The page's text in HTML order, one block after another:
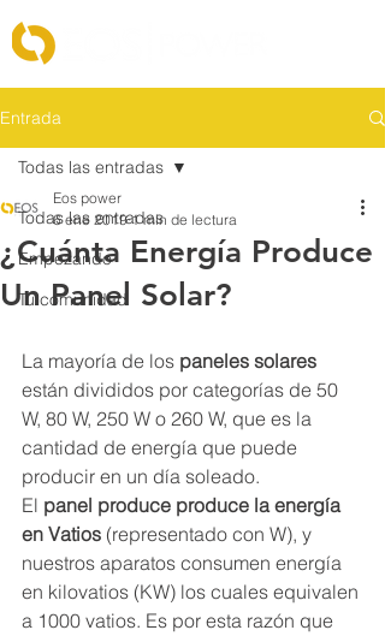
Entrada
Todas las entradas
Empezando
Tu comunidad
Todas las entradas
¿Cuánta Energía Produce
Un Panel Solar?
Eos power
6 ene 2019 1 min de lectura
La mayoría de los paneles solares
están divididos por categorías de 50
W, 80 W, 250 W o 260 W, que es la
cantidad de energía que puede
producir en un día soleado.
El panel produce produce la energía
en Vatios (representado con W), y
nuestros aparatos consumen energía
en kilovatios (KW) los cuales equivalen
a 1000 vatios. Es por esta razón que